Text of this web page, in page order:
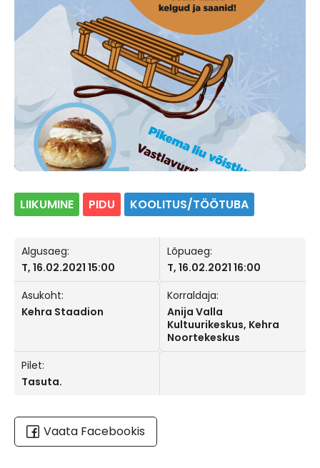
LIIKUMINE PIDU KOOLITUS/TÖÖTUBA
Algusaeg:
T, 16.02.2021 15:00
Lõpuaeg:
T, 16.02.2021 16:00
Asukoht:
Kehra Staadion
Korraldaja:
Anija Valla
Kultuurikeskus, Kehra
Noortekeskus
Pilet:
Tasuta.
Vaata Facebookis